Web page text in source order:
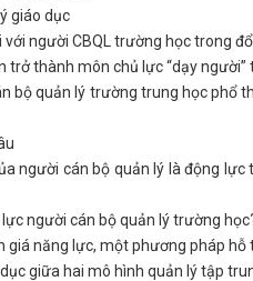
giáo dục
với người CBQL trường học trong
trở thành môn chủ lực “dạy
bộ quản lý trường trung học phổ
người cán bộ quản lý là động
lực người cán bộ quản lý trường
giá năng lực, một phương pháp
giữa hai mô hình quản lý tập